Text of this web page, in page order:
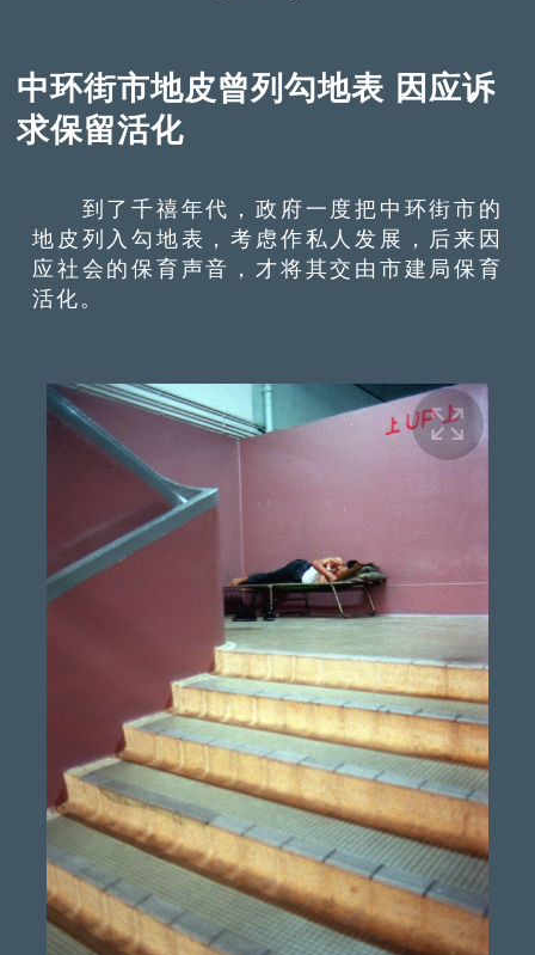
中环街市地皮曾列勾地表 因应诉
求保留活化
到了千禧年代，政府一度把中环街市的
地皮列入勾地表，考虑作私人发展，后来因
应社会的保育声音，才将其交由市建局保育
活化。